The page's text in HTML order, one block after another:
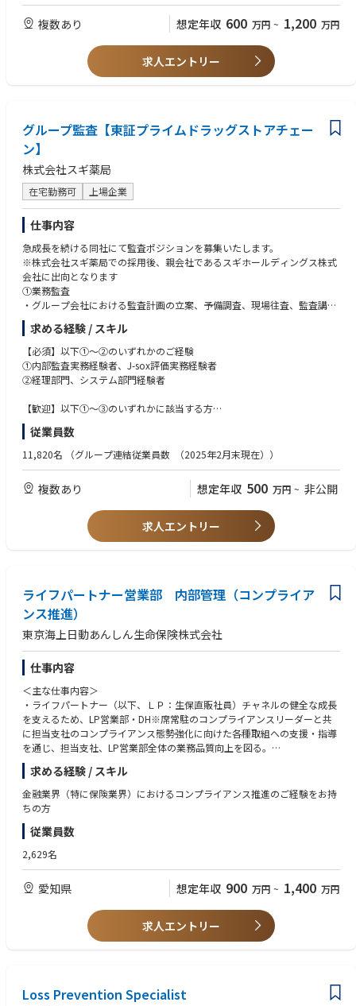
営事業の案件は、代表企業として参加）
高速道路、空港、上下水道などの料金徴収を伴う公共施設などについて、
施設の所有権を公共主体が有したまま、施設の運営権を民間事業者に設定
度の高い運営を可能とすることにより、利用者ニーズを反映した質の高い
サービスを提供することができます。
コンセッションのメリットとしては以下のものが挙げられます。
●公的機関のメリット
・運営権の売却による既存責務を削減する事が可能。
・自らの関与を確保しつつ、財政負担なく運営する事が可能。・民間事
業者のノウハウの導入によって効果的かつ効率的な公共施設運営が可能。
・マーケットリスクの移転が可能。
●民間事業者のメリット
・利用料金収入を伴う公共施設の運営を独自に判断・実行し、収益を最
大化することが可能。
・運営権を担保とした資金調達が可能。
■参考
・コンセッションで新たな建設業の姿を描く-「脱請負」を目指して-前田
建設工業
https://review.tanabekeiei.co.jp/review/feature/9944/
複数あり 想定年収 600 万円 ~ 1,200 万円
求人エントリー
グループ監査【東証プライムドラッグストアチェー
ン】
株式会社スギ薬局
在宅勤務可 上場企業
仕事内容
急成長を続ける同社にて監査ポジションを募集いたします。
※株式会社スギ薬局での採用後、親会社であるスギホールディングス株式
会社に出向となります
①業務監査
・グループ会社における監査計画の立案、予備調査、現場往査、監査講
評、監査報告書作成
・指摘事項に対する改善状況の確認とフォローアップ
・経営層に対する報告
➁J-sox評価業務
・内部統制評価の年間計画立案
・全社統制、決算統制、業務プロセス、IT全般統制の評価及び評価結果の
・不備改善のモニタリング及びフォローアップ
・監査法人対応、その他内部統制に関する業務
求める経験 / スキル
【必須】以下①～②のいずれかのご経験
①内部監査実務経験者、J-sox評価実務経験者
②経理部門、システム部門経験者
【歓迎】以下①～③のいずれかに該当する方
①IT監査経験者
➁公認会計士
➂CIA、CISA、CFE等、内部監査に関連する資格保有者
従業員数
11,820名 （グループ連結従業員数 （2025年2月末現在））
複数あり 想定年収 500 万円 ~ 非公開
求人エントリー
ライフパートナー営業部 内部管理（コンプライア
ンス推進）
東京海上日動あんしん生命保険株式会社
仕事内容
＜主な仕事内容＞
・ライフパートナー（以下、ＬＰ：生保直販社員）チャネルの健全な成長
を支えるため、LP営業部・DH※席常駐のコンプライアンスリーダーと共
に担当支社のコンプライアンス態勢強化に向けた各種取組への支援・指導
を通じ、担当支社、LP営業部全体の業務品質向上を図る。
※DH＝ディパートメントヘッドの略称
・担当支社で発生した不祥事件や不適正募集等に迅速に対応し、DH席常駐
コンプライアンスリーダーや、本社業務品質部と連携し、報告書の作成、
を図る。
・2022年に発生した大型の金銭詐取事案の真因分析を踏まえた担当支社に
おける再発防止策の確実な履行、確認を行う。
席や関係各部へ提言し、LPチャネルだけにとどまらず、会社全体の業務品
質向上に貢献する。
社からの出向者が混在する等、多様性に満ちており、活気がある組織風土
求める経験 / スキル
金融業界（特に保険業界）におけるコンプライアンス推進のご経験をお持
ちの方
従業員数
2,629名
愛知県 想定年収 900 万円 ~ 1,400 万円
求人エントリー
Loss Prevention Specialist